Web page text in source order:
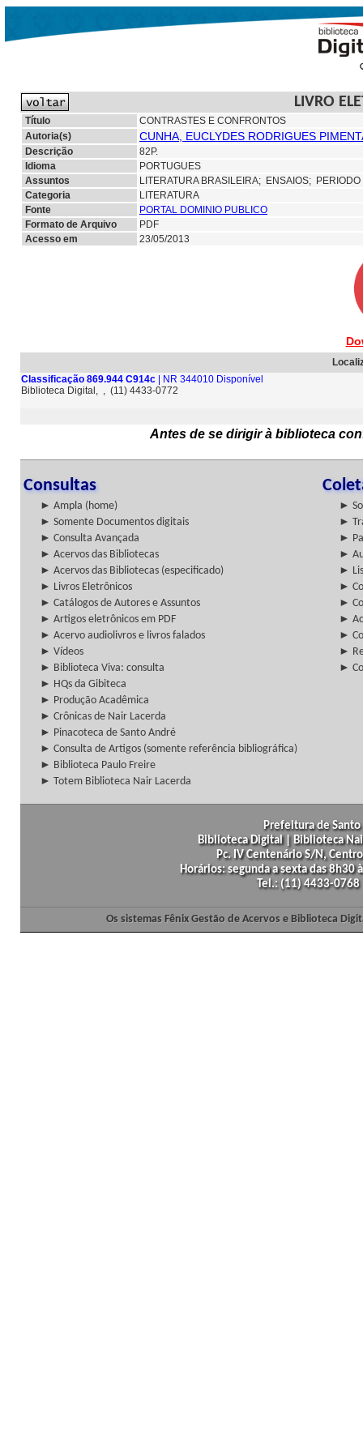
LIVRO
Título
CONTRASTES E CONFRONTOS
Autoria(s)
CUNHA, EUCLYDES RODRIGUES
Descrição
82P.
Idioma
PORTUGUES
Assuntos
LITERATURA BRASILEIRA; ENSAIOS;
Categoria
LITERATURA
Fonte
PORTAL DOMINIO PUBLICO
Formato de Arquivo
PDF
Acesso em
23/05/2013
Classificação 869.944 C914c | NR 344010 Disponível
Biblioteca Digital, , (11) 4433-0772
Antes de se dirigir à biblioteca
Consultas
► Ampla (home)
►
► Somente Documentos digitais
►
► Consulta Avançada
►
► Acervos das Bibliotecas
►
► Acervos das Bibliotecas (especificado)
►
► Livros Eletrônicos
►
► Catálogos de Autores e Assuntos
►
► Artigos eletrônicos em PDF
►
► Acervo audiolivros e livros falados
►
► Vídeos
►
► Biblioteca Viva: consulta
►
► HQs da Gibiteca
► Produção Acadêmica
► Crônicas de Nair Lacerda
► Pinacoteca de Santo André
► Consulta de Artigos (somente referência bibliográfica)
► Biblioteca Paulo Freire
► Totem Biblioteca Nair Lacerda
Prefeitura de
Biblioteca Digital | Biblioteca
Pc. IV Centenário S/N,
Horários: segunda a sexta das
Tel.: (11) 4433-
Os sistemas Fênix Gestão de Acervos e Biblioteca